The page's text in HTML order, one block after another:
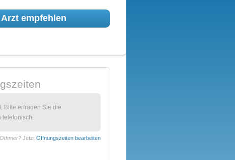
Arzt empfehlen
Bitte erfragen Sie die
telefonisch.
Jetzt Öffnungszeiten bearbeiten